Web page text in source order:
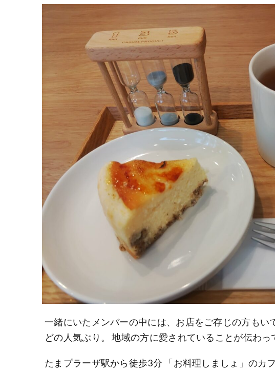
一緒にいたメンバーの中には、お店をご存じの方もい
どの人気ぶり。 地域の方に愛されていることが伝わっ
たまプラーザ駅から徒歩3分 「お料理しましょ」のカ